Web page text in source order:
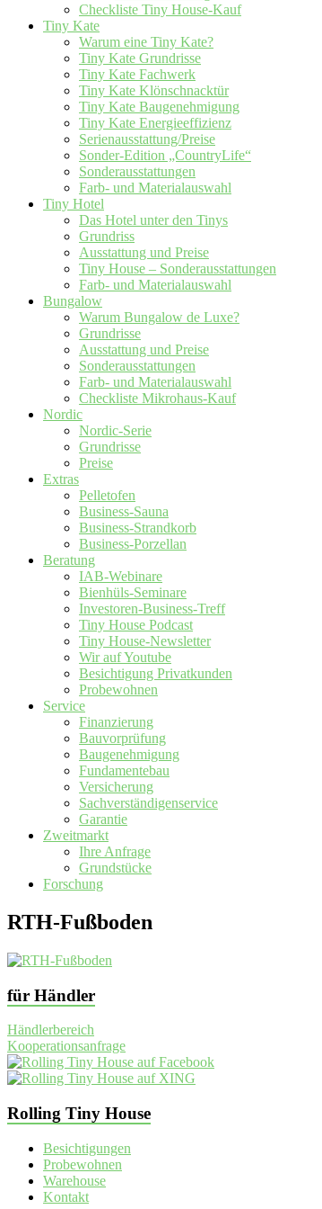
Checkliste Tiny House-Kauf
Tiny Kate
Warum eine Tiny Kate?
Tiny Kate Grundrisse
Tiny Kate Fachwerk
Tiny Kate Klönschnacktür
Tiny Kate Baugenehmigung
Tiny Kate Energieeffizienz
Serienausstattung/Preise
Sonder-Edition „CountryLife“
Sonderausstattungen
Farb- und Materialauswahl
Tiny Hotel
Das Hotel unter den Tinys
Grundriss
Ausstattung und Preise
Tiny House – Sonderausstattungen
Farb- und Materialauswahl
Bungalow
Warum Bungalow de Luxe?
Grundrisse
Ausstattung und Preise
Sonderausstattungen
Farb- und Materialauswahl
Checkliste Mikrohaus-Kauf
Nordic
Nordic-Serie
Grundrisse
Preise
Extras
Pelletofen
Business-Sauna
Business-Strandkorb
Business-Porzellan
Beratung
IAB-Webinare
Bienhüls-Seminare
Investoren-Business-Treff
Tiny House Podcast
Tiny House-Newsletter
Wir auf Youtube
Besichtigung Privatkunden
Probewohnen
Service
Finanzierung
Bauvorprüfung
Baugenehmigung
Fundamentebau
Versicherung
Sachverständigenservice
Garantie
Zweitmarkt
Ihre Anfrage
Grundstücke
Forschung
RTH-Fußboden
für Händler
Händlerbereich
Kooperationsanfrage
Rolling Tiny House
Besichtigungen
Probewohnen
Warehouse
Kontakt